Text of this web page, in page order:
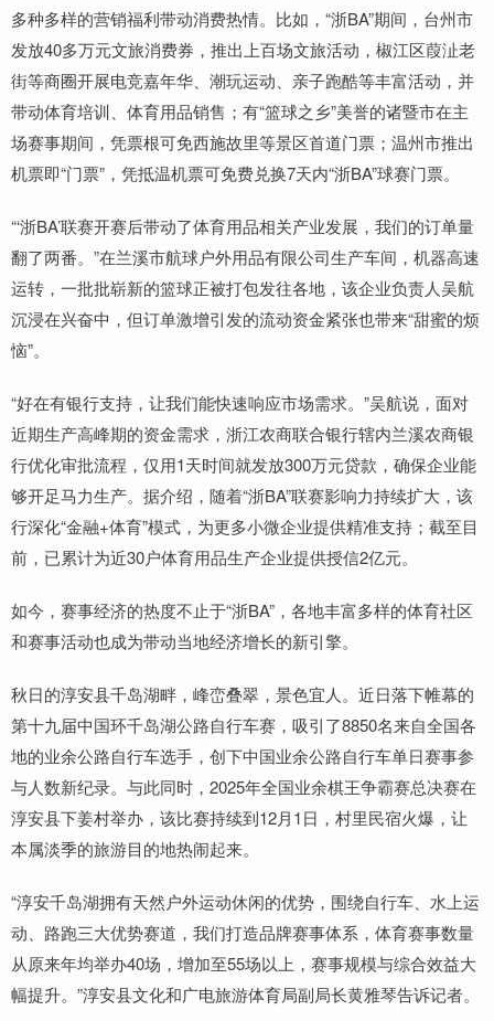
多种多样的营销福利带动消费热情。比如，“浙BA”期间，台州市
发放40多万元文旅消费券，推出上百场文旅活动，椒江区葭沚老
街等商圈开展电竞嘉年华、潮玩运动、亲子跑酷等丰富活动，并
带动体育培训、体育用品销售；有“篮球之乡”美誉的诸暨市在主
场赛事期间，凭票根可免西施故里等景区首道门票；温州市推出
机票即“门票”，凭抵温机票可免费兑换7天内“浙BA”球赛门票。
“‘浙BA’联赛开赛后带动了体育用品相关产业发展，我们的订单量
翻了两番。”在兰溪市航球户外用品有限公司生产车间，机器高速
运转，一批批崭新的篮球正被打包发往各地，该企业负责人吴航
沉浸在兴奋中，但订单激增引发的流动资金紧张也带来“甜蜜的烦
恼”。
“好在有银行支持，让我们能快速响应市场需求。”吴航说，面对
近期生产高峰期的资金需求，浙江农商联合银行辖内兰溪农商银
行优化审批流程，仅用1天时间就发放300万元贷款，确保企业能
够开足马力生产。据介绍，随着“浙BA”联赛影响力持续扩大，该
行深化“金融+体育”模式，为更多小微企业提供精准支持；截至目
前，已累计为近30户体育用品生产企业提供授信2亿元。
如今，赛事经济的热度不止于“浙BA”，各地丰富多样的体育社区
和赛事活动也成为带动当地经济增长的新引擎。
秋日的淳安县千岛湖畔，峰峦叠翠，景色宜人。近日落下帷幕的
第十九届中国环千岛湖公路自行车赛，吸引了8850名来自全国各
地的业余公路自行车选手，创下中国业余公路自行车单日赛事参
与人数新纪录。与此同时，2025年全国业余棋王争霸赛总决赛在
淳安县下姜村举办，该比赛持续到12月1日，村里民宿火爆，让
本属淡季的旅游目的地热闹起来。
“淳安千岛湖拥有天然户外运动休闲的优势，围绕自行车、水上运
动、路跑三大优势赛道，我们打造品牌赛事体系，体育赛事数量
从原来年均举办40场，增加至55场以上，赛事规模与综合效益大
幅提升。”淳安县文化和广电旅游体育局副局长黄雅琴告诉记者。